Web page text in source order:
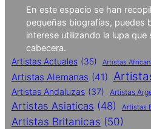
En este espacio se han
pequeñas biografías, puedes
interese utilizando la lupa que
cabecera.
Artistas Actuales (35) Artistas
Artistas Alemanas (41)
Artistas Andaluzas (37) Artistas
Artistas Asiaticas (48) Artistas
Artistas Britanicas (50)